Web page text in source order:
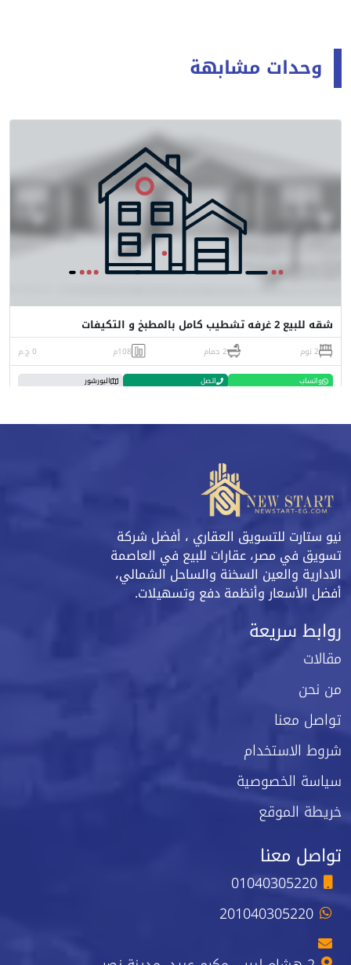
وحدات مشابهة
شقه للبيع 2 غرفه تشطيب كامل بالمطبخ و التكيفات
2 نوم 2 حمام 108م 0 ج.م
واتساب اتصل البورشور
نيو ستارت للتسويق العقاري ، أفضل شركة
تسويق في مصر، عقارات للبيع في العاصمة
الادارية والعين السخنة والساحل الشمالي،
أفضل الأسعار وأنظمة دفع وتسهيلات.
روابط سريعة
مقالات
من نحن
تواصل معنا
شروط الاستخدام
سياسة الخصوصية
خريطة الموقع
تواصل معنا
01040305220
201040305220